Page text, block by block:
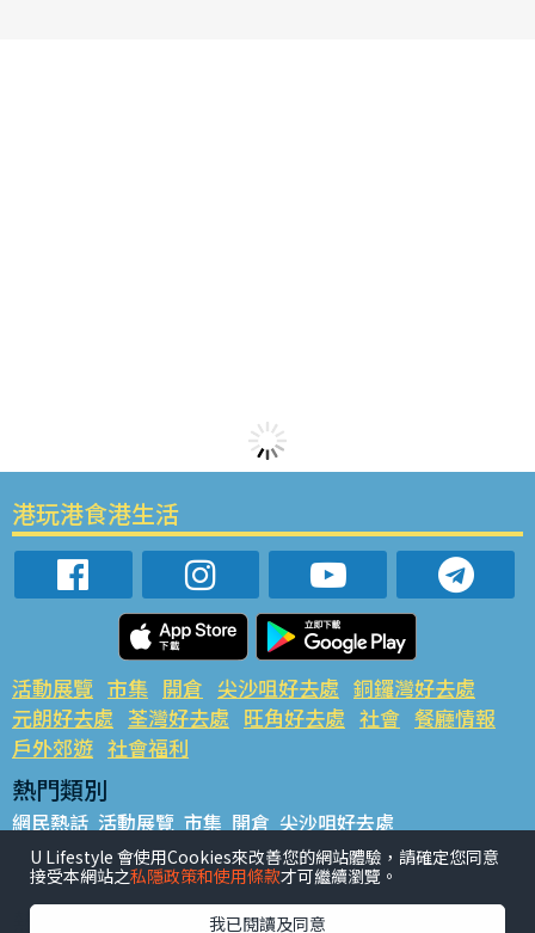
港玩港食港生活
活動展覽 市集 開倉 尖沙咀好去處 銅鑼灣好去處
元朗好去處 荃灣好去處 旺角好去處 社會 餐廳情報
戶外郊遊 社會福利
熱門類別
網民熱話 活動展覽 市集 開倉 尖沙咀好去處
銅鑼灣好去處 元朗好去處 荃灣好去處 旺角好去處 社會
餐廳情報 戶外郊遊
熱門標籤
U Lifestyle 會使用Cookies來改善您的網站體驗，請確定您同意
接受本網站之私隱政策和使用條款才可繼續瀏覽。
我已閱讀及同意